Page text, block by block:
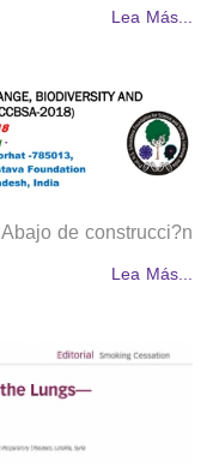
Lea Más...
Abajo de construcci?n
Lea Más...